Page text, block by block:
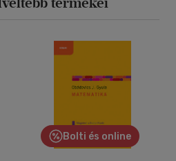
Bolti és online